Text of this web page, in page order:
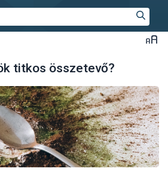
titkos összetevő?